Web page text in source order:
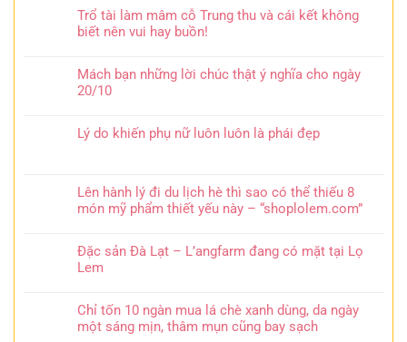
Trổ tài làm mâm cỗ Trung thu và cái kết không
biết nên vui hay buồn!
Mách bạn những lời chúc thật ý nghĩa cho ngày
20/10
Lý do khiến phụ nữ luôn luôn là phái đẹp
Lên hành lý đi du lịch hè thì sao có thể thiếu 8
món mỹ phẩm thiết yếu này – “shoplolem.com”
Đặc sản Đà Lạt – L’angfarm đang có mặt tại Lọ
Lem
Chỉ tốn 10 ngàn mua lá chè xanh dùng, da ngày
một sáng mịn, thâm mụn cũng bay sạch